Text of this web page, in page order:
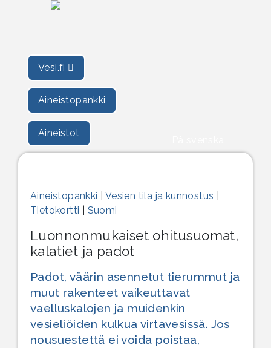
Vesi.fi
Aineistopankki
Aineistot
Aineistopankki Vesien tila ja kunnostus
Tietokortti
Suomi
Luonnonmukaiset ohitusuomat,
kalatiet ja padot
Padot, väärin asennetut tierummut ja
muut rakenteet vaikeuttavat
vaelluskalojen ja muidenkin
vesieliöiden kulkua virtavesissä. Jos
nousuestettä ei voida poistaa,